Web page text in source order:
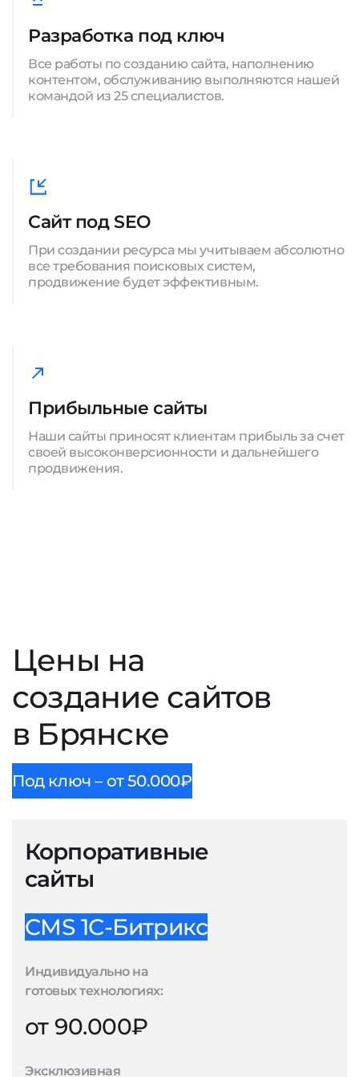
Разработка под ключ
Все работы по созданию сайта, наполнению
контентом, обслуживанию выполняются нашей
командой из 25 специалистов.
Сайт под SEO
При создании ресурса мы учитываем абсолютно
все требования поисковых систем,
продвижение будет эффективным.
Прибыльные сайты
Наши сайты приносят клиентам прибыль за счет
своей высоконверсионности и дальнейшего
продвижения.
Цены на
создание сайтов
в Брянске
Под ключ – от 50.000₽
Корпоративные
сайты
CMS 1С-Битрикс
Индивидуально на
готовых технологиях:
от 90.000₽
Эксклюзивная